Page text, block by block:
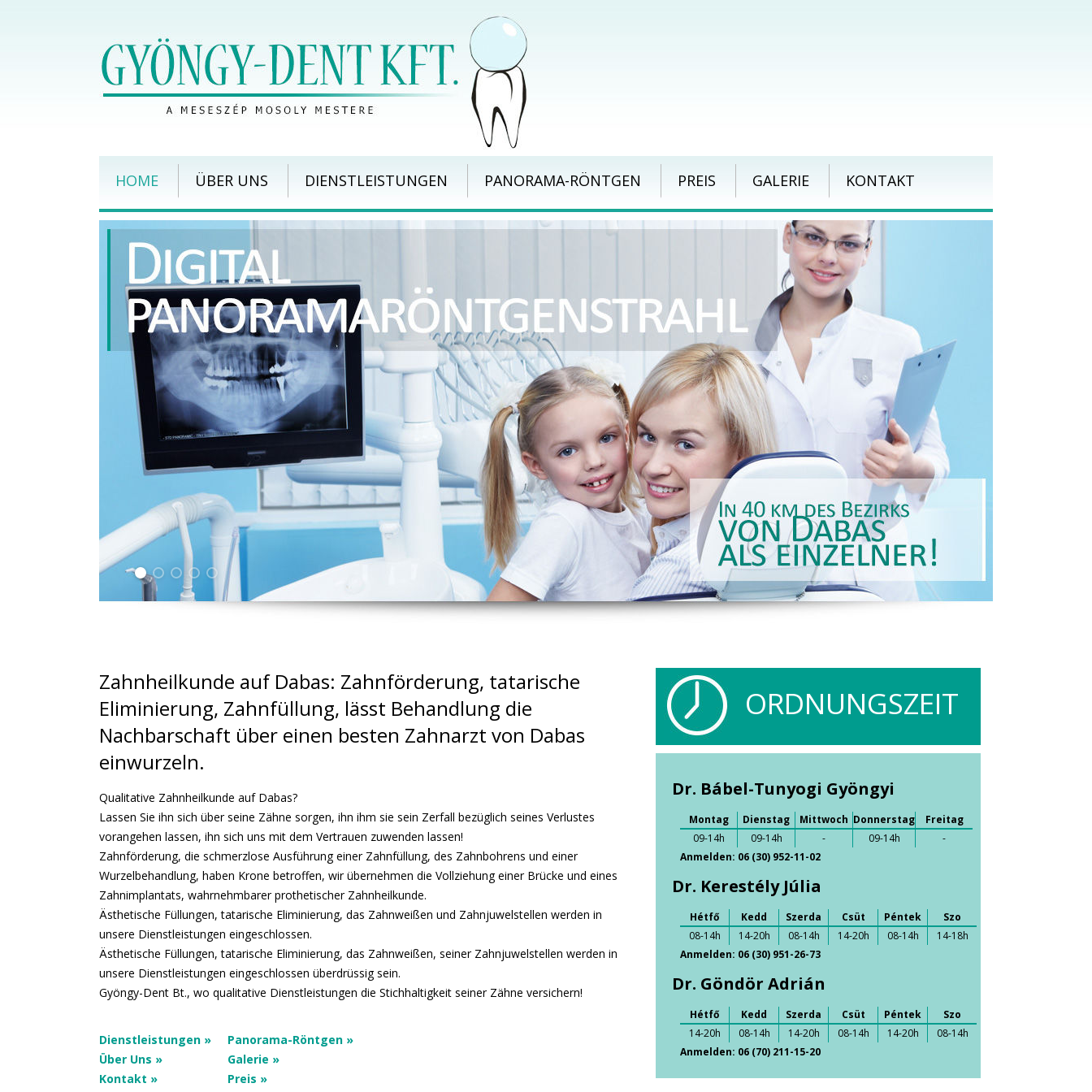
HOME ÜBER UNS DIENSTLEISTUNGEN PANORAMA-RÖNTGEN PREIS GALERIE KONTAKT
Zahnheilkunde auf Dabas: Zahnförderung, tatarische
Eliminierung, Zahnfüllung, lässt Behandlung die
Nachbarschaft über einen besten Zahnarzt von Dabas
einwurzeln.
Qualitative Zahnheilkunde auf Dabas?
Lassen Sie ihn sich über seine Zähne sorgen, ihn ihm sie sein Zerfall bezüglich seines Verlustes
vorangehen lassen, ihn sich uns mit dem Vertrauen zuwenden lassen!
Zahnförderung, die schmerzlose Ausführung einer Zahnfüllung, des Zahnbohrens und einer
Wurzelbehandlung, haben Krone betroffen, wir übernehmen die Vollziehung einer Brücke und eines
Zahnimplantats, wahrnehmbarer prothetischer Zahnheilkunde.
Ästhetische Füllungen, tatarische Eliminierung, das Zahnweißen und Zahnjuwelstellen werden in
unsere Dienstleistungen eingeschlossen.
Ästhetische Füllungen, tatarische Eliminierung, das Zahnweißen, seiner Zahnjuwelstellen werden in
unsere Dienstleistungen eingeschlossen überdrüssig sein.
Gyöngy-Dent Bt., wo qualitative Dienstleistungen die Stichhaltigkeit seiner Zähne versichern!
Dienstleistungen »
Über Uns »
Kontakt »
Panorama-Röntgen »
Galerie »
Preis »
ORDNUNGSZEIT
Dr. Bábel-Tunyogi Gyöngyi
Montag Dienstag Mittwoch Donnerstag
Freitag
09-14h
09-14h - 09-14h
-
Anmelden: 06 (30) 952-11-02
Dr. Kerestély Júlia
Hétfő Kedd Szerda Csüt Péntek
Szo
08-14h
14-20h 08-14h 14-20h 08-14h
14-18h
Anmelden: 06 (30) 951-26-73
Dr. Göndör Adrián
Hétfő Kedd Szerda Csüt Péntek
Szo
14-20h
08-14h 14-20h 08-14h 14-20h
08-14h
Anmelden: 06 (70) 211-15-20